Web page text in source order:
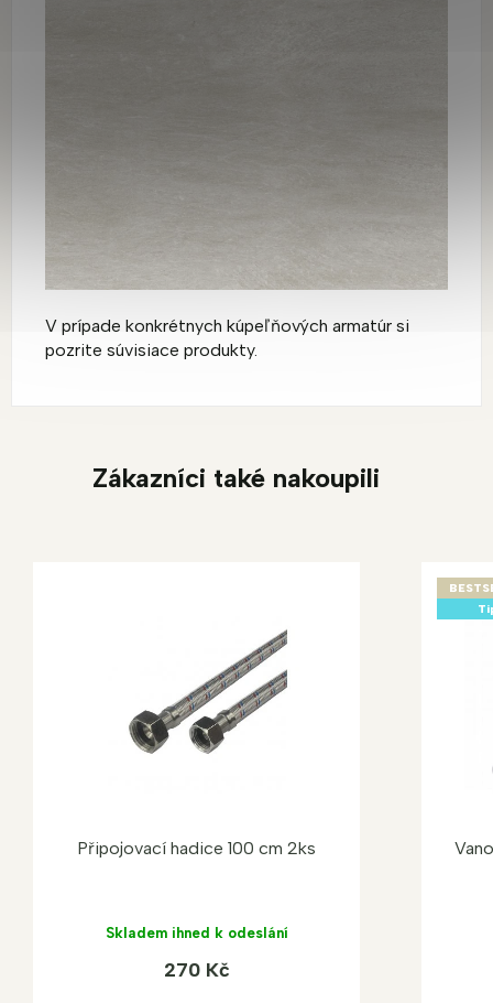
V prípade konkrétnych kúpeľňových armatúr si
pozrite súvisiace produkty.
Zákazníci také nakoupili
Připojovací hadice 100 cm 2ks
Skladem ihned k odeslání
270 Kč